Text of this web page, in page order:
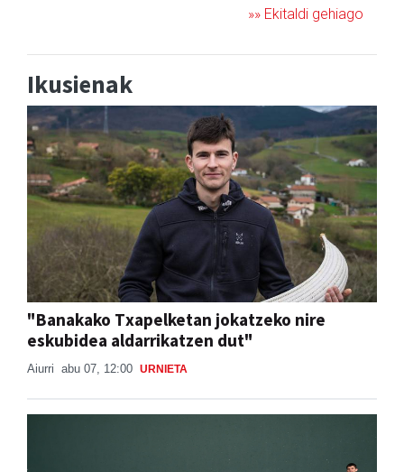
»» Ekitaldi gehiago
Ikusienak
"Banakako Txapelketan jokatzeko nire
eskubidea aldarrikatzen dut"
Aiurri abu 07, 12:00 URNIETA